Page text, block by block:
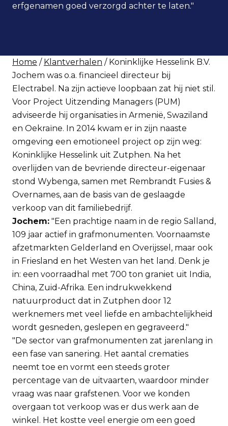
erfgenamen goed verzorgd achter te laten."
Home / Klantverhalen / Koninklijke Hesselink B.V.
Jochem was o.a. financieel directeur bij
Electrabel. Na zijn actieve loopbaan zat hij niet stil.
Voor Project Uitzending Managers (PUM)
adviseerde hij organisaties in Armenië, Swaziland
en Oekraïne. In 2014 kwam er in zijn naaste
omgeving een emotioneel project op zijn weg:
Koninklijke Hesselink uit Zutphen. Na het
overlijden van de bevriende directeur-eigenaar
stond Wybenga, samen met Rembrandt Fusies &
Overnames, aan de basis van de geslaagde
verkoop van dit familiebedrijf.
Jochem: "Een prachtige naam in de regio Salland,
109 jaar actief in grafmonumenten. Voornaamste
afzetmarkten Gelderland en Overijssel, maar ook
in Friesland en het Westen van het land. Denk je
in: een voorraadhal met 700 ton graniet uit India,
China, Zuid-Afrika. Een indrukwekkend
natuurproduct dat in Zutphen door 12
werknemers met veel liefde en ambachtelijkheid
wordt gesneden, geslepen en gegraveerd."
"De sector van grafmonumenten zat jarenlang in
een fase van sanering. Het aantal crematies
neemt toe en vormt een steeds groter
percentage van de uitvaarten, waardoor minder
vraag was naar grafstenen. Voor we konden
overgaan tot verkoop was er dus werk aan de
winkel. Het kostte veel energie om een goed